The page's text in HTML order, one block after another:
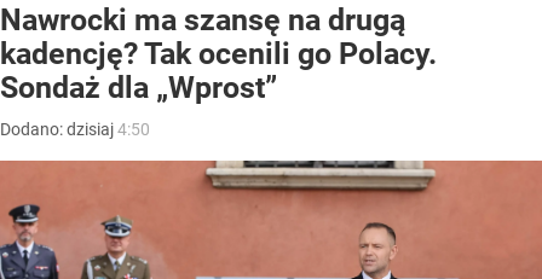
Nawrocki ma szansę na drugą
kadencję? Tak ocenili go Polacy.
Sondaż dla „Wprost”
Dodano:dzisiaj4:50